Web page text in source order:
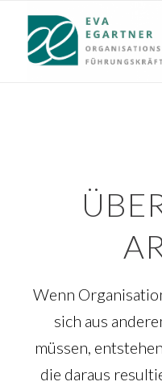
Wenn
sich aus
müssen,
die daraus